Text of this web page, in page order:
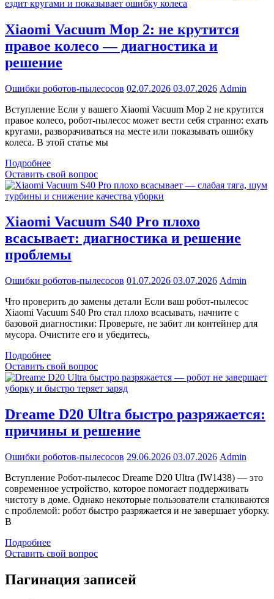
Xiaomi Vacuum Mop 2: не крутится
правое колесо — диагностика и
решение
Ошибки роботов-пылесосов 02.07.2026 03.07.2026 Admin
Вступление Если у вашего Xiaomi Vacuum Mop 2 не крутится
правое колесо, робот-пылесос может вести себя странно: ехать
кругами, разворачиваться на месте или показывать ошибку
колеса. В этой статье мы
Подробнее
Оставить свой вопрос
Xiaomi Vacuum S40 Pro плохо
всасывает: диагностика и решение
проблемы
Ошибки роботов-пылесосов 01.07.2026 03.07.2026 Admin
Что проверить до замены детали Если ваш робот-пылесос
Xiaomi Vacuum S40 Pro стал плохо всасывать, начните с
базовой диагностики: Проверьте, не забит ли контейнер для
мусора. Очистите его и убедитесь,
Подробнее
Оставить свой вопрос
Dreame D20 Ultra быстро разряжается:
причины и решение
Ошибки роботов-пылесосов 29.06.2026 03.07.2026 Admin
Вступление Робот-пылесос Dreame D20 Ultra (IW1438) — это
современное устройство, которое помогает поддерживать
чистоту в доме. Однако некоторые пользователи сталкиваются
с проблемой: робот быстро разряжается и не завершает уборку.
В
Подробнее
Оставить свой вопрос
Пагинация записей